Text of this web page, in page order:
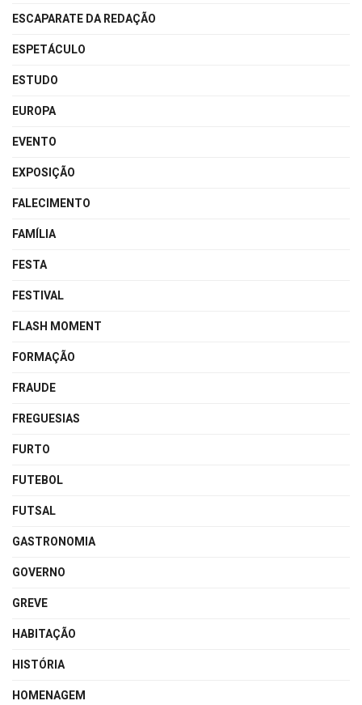
ESCAPARATE DA REDAÇÃO
ESPETÁCULO
ESTUDO
EUROPA
EVENTO
EXPOSIÇÃO
FALECIMENTO
FAMÍLIA
FESTA
FESTIVAL
FLASH MOMENT
FORMAÇÃO
FRAUDE
FREGUESIAS
FURTO
FUTEBOL
FUTSAL
GASTRONOMIA
GOVERNO
GREVE
HABITAÇÃO
HISTÓRIA
HOMENAGEM